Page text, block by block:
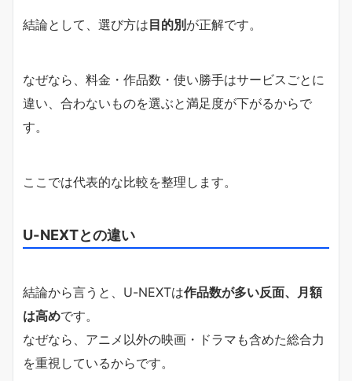
結論として、選び方は目的別 が正解です。
なぜなら、料金・作品数・使い勝手はサービスごとに
違い、合わないものを選ぶと満足度が下がるからで
す。
ここでは代表的な比較を整理します。
U-NEXTとの違い
結論から言うと、U-NEXTは作品数が多い反面、月額
は高めです。
なぜなら、アニメ以外の映画・ドラマも含めた総合力
を重視しているからです。